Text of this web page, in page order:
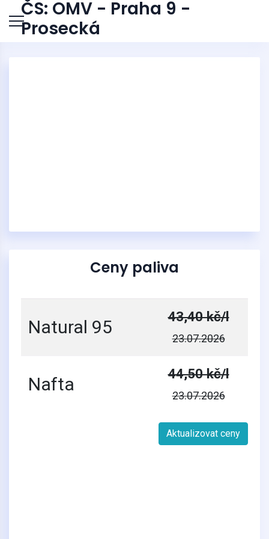
ČS: OMV - Praha 9 -
Prosecká
Ceny paliva
Natural 95 43,40 kč/l
23.07.2026
Nafta 44,50 kč/l
23.07.2026
Aktualizovat ceny